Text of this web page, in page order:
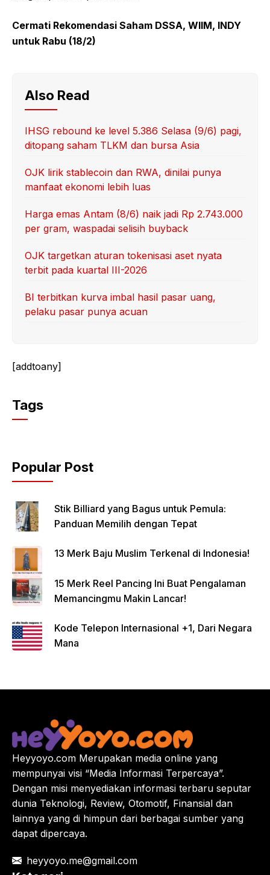
Cermati Rekomendasi Saham DSSA, WIIM, INDY
untuk Rabu (18/2)
Also Read
IHSG rebound ke level 5.386 Selasa (9/6) pagi,
ditopang saham TLKM dan bursa Asia
OJK lirik stablecoin dan RWA, dinilai punya
manfaat ekonomi lebih luas
Harga emas Antam (8/6) naik jadi Rp 2.743.000
per gram, waspadai selisih buyback
OJK targetkan aturan tokenisasi aset nyata
terbit pada kuartal III-2026
BI terbitkan kurva imbal hasil pasar uang,
pelaku pasar punya acuan
[addtoany]
Tags
Popular Post
Stik Billiard yang Bagus untuk Pemula:
Panduan Memilih dengan Tepat
13 Merk Baju Muslim Terkenal di Indonesia!
15 Merk Reel Pancing Ini Buat Pengalaman
Memancingmu Makin Lancar!
Kode Telepon Internasional +1, Dari Negara
Mana
Heyyoyo.com Merupakan media online yang
mempunyai visi “Media Informasi Terpercaya”.
Dengan misi menyediakan informasi terbaru seputar
dunia Teknologi, Review, Otomotif, Finansial dan
lainnya yang di himpun dari berbagai sumber yang
dapat dipercaya.
heyyoyo.me@gmail.com